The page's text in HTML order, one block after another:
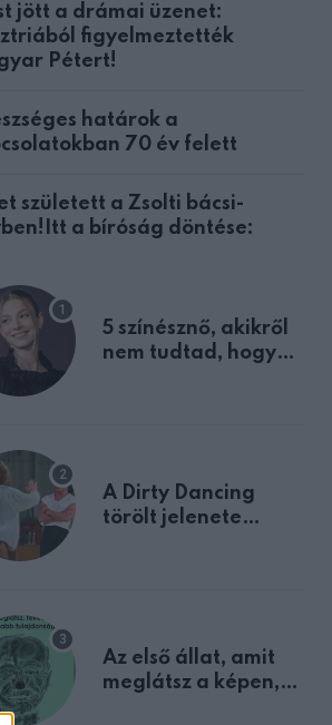
jött a drámai üzenet:
figyelmeztették
Pétert!
határok a
70 év felett
született a Zsolti bácsi-
a bíróság döntése:
5 színésznő, akikről
nem tudtad, hogy
A Dirty Dancing
törölt jelenete
Az első állat, amit
meglátsz a képen,